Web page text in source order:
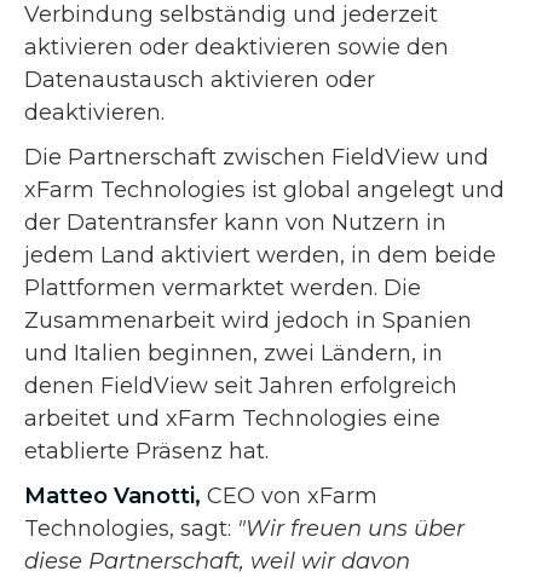
Verbindung selbständig und jederzeit
aktivieren oder deaktivieren sowie den
Datenaustausch aktivieren oder
deaktivieren.
Die Partnerschaft zwischen FieldView und
xFarm Technologies ist global angelegt und
der Datentransfer kann von Nutzern in
jedem Land aktiviert werden, in dem beide
Plattformen vermarktet werden. Die
Zusammenarbeit wird jedoch in Spanien
und Italien beginnen, zwei Ländern, in
denen FieldView seit Jahren erfolgreich
arbeitet und xFarm Technologies eine
etablierte Präsenz hat.
Matteo Vanotti, CEO von xFarm
Technologies, sagt: "Wir freuen uns über
diese Partnerschaft, weil wir davon